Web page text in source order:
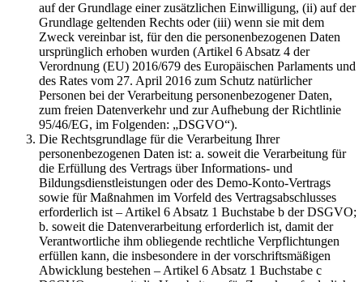
auf der Grundlage einer zusätzlichen Einwilligung, (ii) auf der
Grundlage geltenden Rechts oder (iii) wenn sie mit dem
Zweck vereinbar ist, für den die personenbezogenen Daten
ursprünglich erhoben wurden (Artikel 6 Absatz 4 der
Verordnung (EU) 2016/679 des Europäischen Parlaments und
des Rates vom 27. April 2016 zum Schutz natürlicher
Personen bei der Verarbeitung personenbezogener Daten,
zum freien Datenverkehr und zur Aufhebung der Richtlinie
95/46/EG, im Folgenden: „DSGVO“).
Die Rechtsgrundlage für die Verarbeitung Ihrer
personenbezogenen Daten ist: a. soweit die Verarbeitung für
die Erfüllung des Vertrags über Informations- und
Bildungsdienstleistungen oder des Demo-Konto-Vertrags
sowie für Maßnahmen im Vorfeld des Vertragsabschlusses
erforderlich ist – Artikel 6 Absatz 1 Buchstabe b der DSGVO;
b. soweit die Datenverarbeitung erforderlich ist, damit der
Verantwortliche ihm obliegende rechtliche Verpflichtungen
erfüllen kann, die insbesondere in der vorschriftsmäßigen
Abwicklung bestehen – Artikel 6 Absatz 1 Buchstabe c